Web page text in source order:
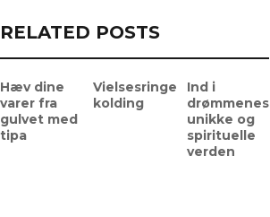
RELATED POSTS
Hæv dine
varer fra
gulvet med
tipa
Vielsesringe
kolding
Ind i
drømmenes
unikke og
spirituelle
verden